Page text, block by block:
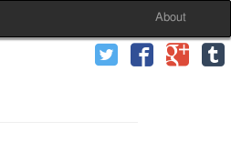
About